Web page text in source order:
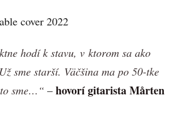
hodí k stavu, v ktorom sa ako
sme starší. Väčšina ma po 50-tke
sme…“ – hovorí gitarista Mårten